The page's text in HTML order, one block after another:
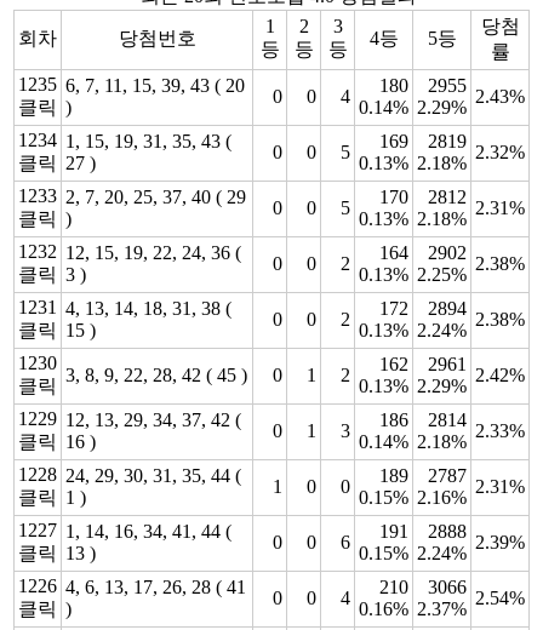
회차 당첨번호
1
등
2
등
3
등
4등 5등
당첨
률
1235
클릭
6, 7, 11, 15, 39, 43 ( 20
)
0 0 4
180
0.14%
2955
2.29%
2.43%
1234
클릭
1, 15, 19, 31, 35, 43 (
27 )
0 0 5
169
0.13%
2819
2.18%
2.32%
1233
클릭
2, 7, 20, 25, 37, 40 ( 29
)
0 0 5
170
0.13%
2812
2.18%
2.31%
1232
클릭
12, 15, 19, 22, 24, 36 (
3 )
0 0 2
164
0.13%
2902
2.25%
2.38%
1231
클릭
4, 13, 14, 18, 31, 38 (
15 )
0 0 2
172
0.13%
2894
2.24%
2.38%
1230
클릭
3, 8, 9, 22, 28, 42 ( 45 ) 0 1 2
162
0.13%
2961
2.29%
2.42%
1229
클릭
12, 13, 29, 34, 37, 42 (
16 )
0 1 3
186
0.14%
2814
2.18%
2.33%
1228
클릭
24, 29, 30, 31, 35, 44 (
1 )
1 0 0
189
0.15%
2787
2.16%
2.31%
1227
클릭
1, 14, 16, 34, 41, 44 (
13 )
0 0 6
191
0.15%
2888
2.24%
2.39%
1226
클릭
4, 6, 13, 17, 26, 28 ( 41
)
0 0 4
210
0.16%
3066
2.37%
2.54%